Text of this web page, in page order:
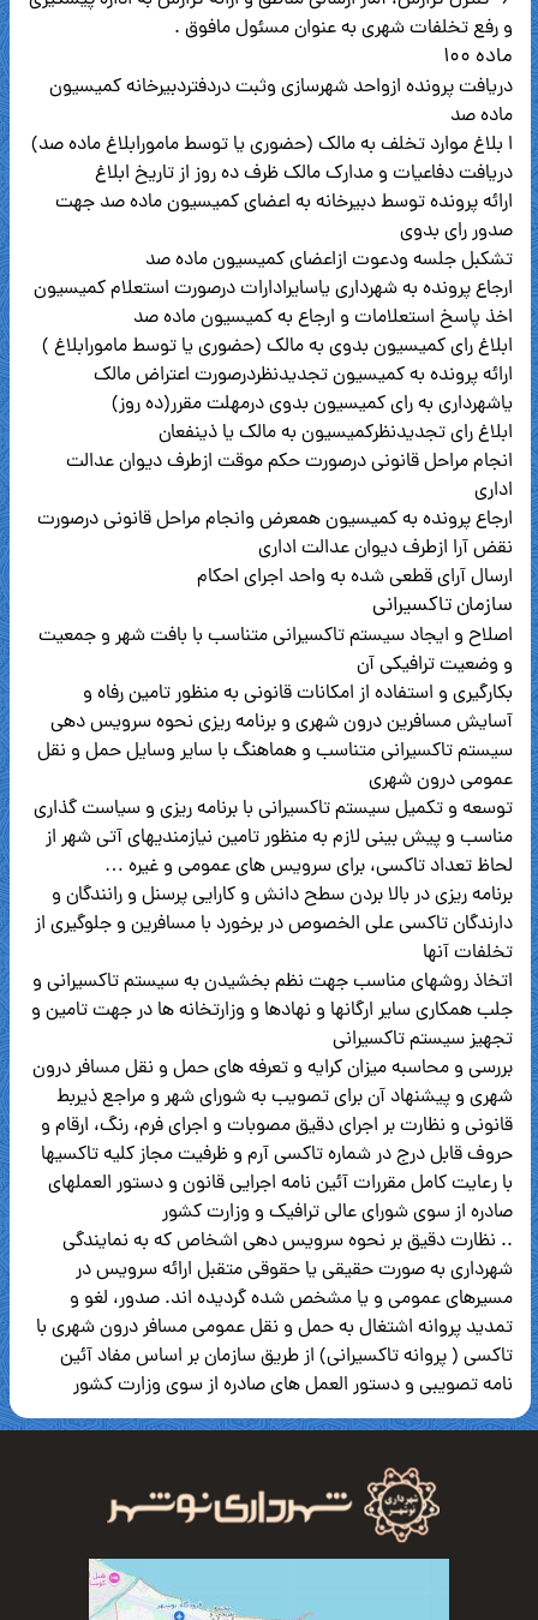
و رفع تخلفات شهری به عنوان مسئول مافوق .
ماده ۱۰۰
دریافت پرونده ازواحد شهرسازی وثبت دردفتردبیرخانه کمیسیون
ماده صد
ا بلاغ موارد تخلف به مالک (حضوری یا توسط مامورابلاغ ماده صد)
دریافت دفاعیات و مدارک مالک ظرف ده روز از تاریخ ابلاغ
ارائه پرونده توسط دبیرخانه به اعضای کمیسیون ماده صد جهت
صدور رای بدوی
تشکبل جلسه ودعوت ازاعضای کمیسیون ماده صد
ارجاع پرونده به شهرداری یاسایرادارات درصورت استعلام کمیسیون
اخذ پاسخ استعلامات و ارجاع به کمیسیون ماده صد
ابلاغ رای کمیسیون بدوی به مالک (حضوری یا توسط مامورابلاغ )
ارائه پرونده به کمیسیون تجدیدنظردرصورت اعتراض مالک
یاشهرداری به رای کمیسیون بدوی درمهلت مقرر(ده روز)
ابلاغ رای تجدیدنظرکمیسیون به مالک یا ذینفعان
انجام مراحل قانونی درصورت حکم موقت ازطرف دیوان عدالت
اداری
ارجاع پرونده به کمیسیون همعرض وانجام مراحل قانونی درصورت
نقض آرا ازطرف دیوان عدالت اداری
ارسال آرای قطعی شده به واحد اجرای احکام
سازمان تاکسیرانی
اصلاح و ایجاد سیستم تاکسیرانی متناسب با بافت شهر و جمعیت
و وضعیت ترافیکی آن
بکارگیری و استفاده از امکانات قانونی به منظور تامین رفاه و
آسایش مسافرین درون شهری و برنامه ریزی نحوه سرویس دهی
سیستم تاکسیرانی متناسب و هماهنگ با سایر وسایل حمل و نقل
عمومی درون شهری
توسعه و تکمیل سیستم تاکسیرانی با برنامه ریزی و سیاست گذاری
مناسب و پیش بینی لازم به منظور تامین نیازمندیهای آتی شهر از
لحاظ تعداد تاکسی، برای سرویس های عمومی و غیره …
برنامه ریزی در بالا بردن سطح دانش و کارایی پرسنل و رانندگان و
دارندگان تاکسی علی الخصوص در برخورد با مسافرین و جلوگیری از
تخلفات آنها
اتخاذ روشهای مناسب جهت نظم بخشیدن به سیستم تاکسیرانی و
جلب همکاری سایر ارگانها و نهادها و وزارتخانه ها در جهت تامین و
تجهیز سیستم تاکسیرانی
بررسی و محاسبه میزان کرایه و تعرفه های حمل و نقل مسافر درون
شهری و پیشنهاد آن برای تصویب به شورای شهر و مراجع ذیربط
قانونی و نظارت بر اجرای دقیق مصوبات و اجرای فرم، رنگ، ارقام و
حروف قابل درج در شماره تاکسی آرم و ظرفیت مجاز کلیه تاکسیها
با رعایت کامل مقررات آئین نامه اجرایی قانون و دستور العملهای
صادره از سوی شورای عالی ترافیک و وزارت کشور
.. نظارت دقیق بر نحوه سرویس دهی اشخاص که به نمایندگی
شهرداری به صورت حقیقی یا حقوقی متقبل ارائه سرویس در
مسیرهای عمومی و یا مشخص شده گردیده اند. صدور، لغو و
تمدید پروانه اشتغال به حمل و نقل عمومی مسافر درون شهری با
تاکسی ( پروانه تاکسیرانی) از طریق سازمان بر اساس مفاد آئین
نامه تصویبی و دستور العمل های صادره از سوی وزارت کشور